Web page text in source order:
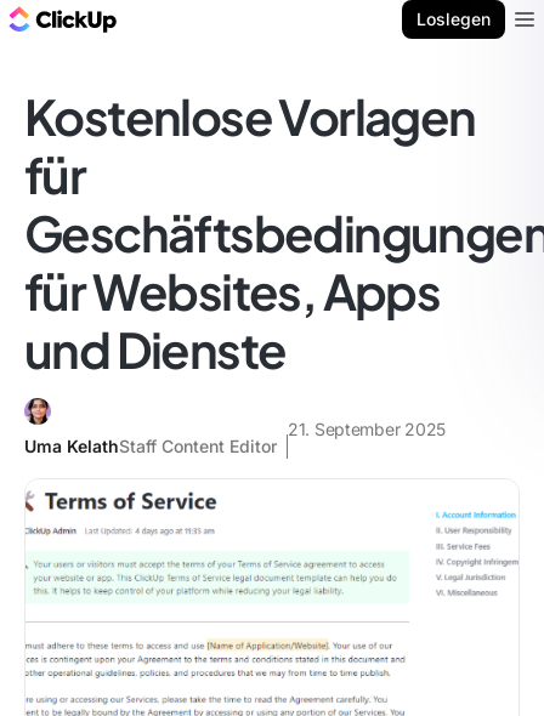
Loslegen
Kostenlose Vorlagen
für
für Websites, Apps
und Dienste
Uma KelathStaff Content Editor
21. September 2025